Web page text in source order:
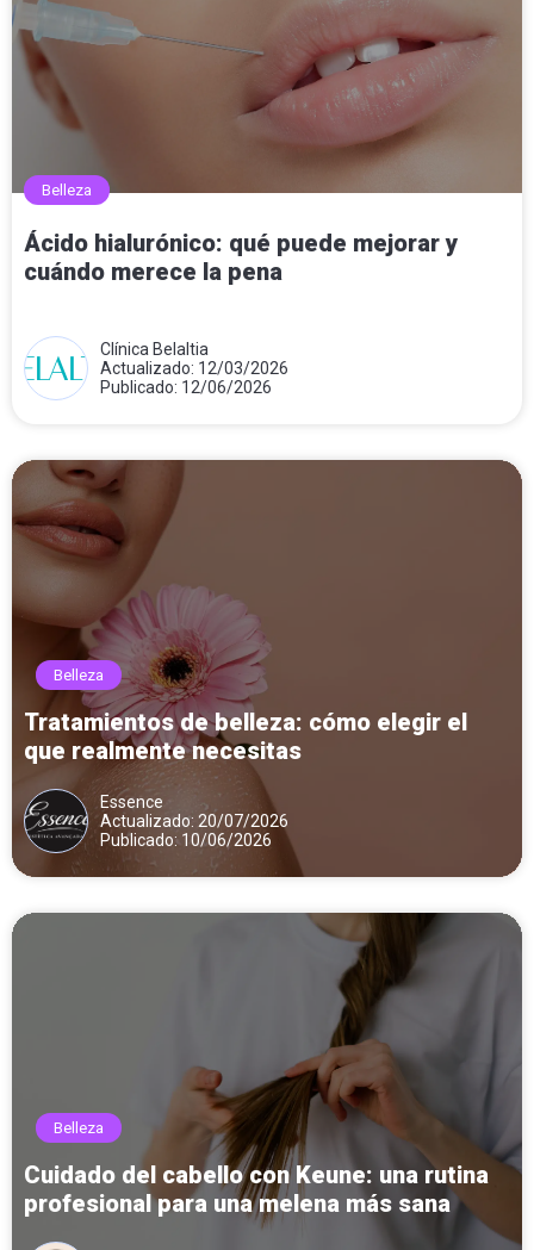
Belleza
Ácido hialurónico: qué puede mejorar y
cuándo merece la pena
Clínica Belaltia
Actualizado: 12/03/2026
Publicado: 12/06/2026
Belleza
Tratamientos de belleza: cómo elegir el
que realmente necesitas
Essence
Actualizado: 20/07/2026
Publicado: 10/06/2026
Belleza
Cuidado del cabello con Keune: una rutina
profesional para una melena más sana